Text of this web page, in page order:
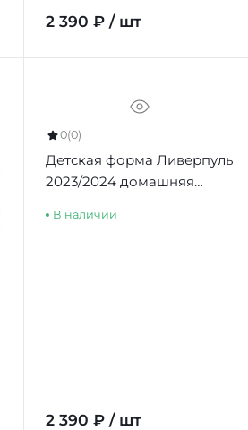
2 390 ₽ / шт
0(0)
Детская форма Ливерпуль
2023/2024 домашняя
В наличии
2 390 ₽ / шт